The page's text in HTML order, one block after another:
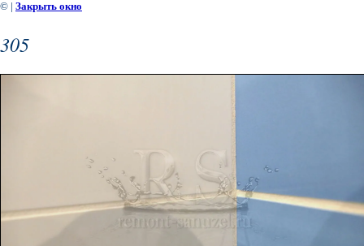
© | Закрыть окно
305